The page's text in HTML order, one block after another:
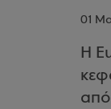
01
H
από